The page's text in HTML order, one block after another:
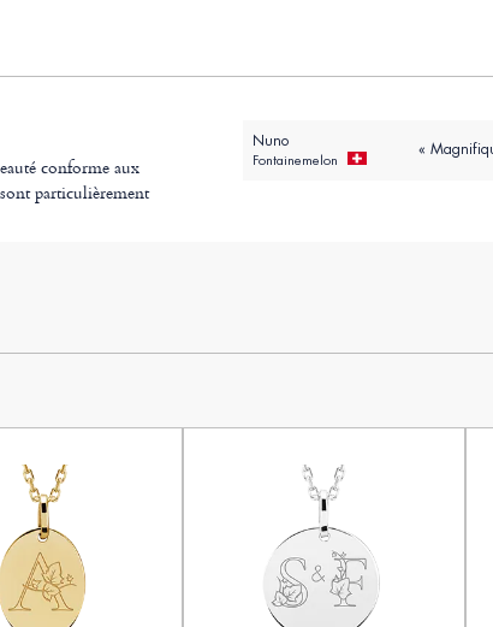
conforme aux
particulièrement
Nuno
Fontainemelon
«